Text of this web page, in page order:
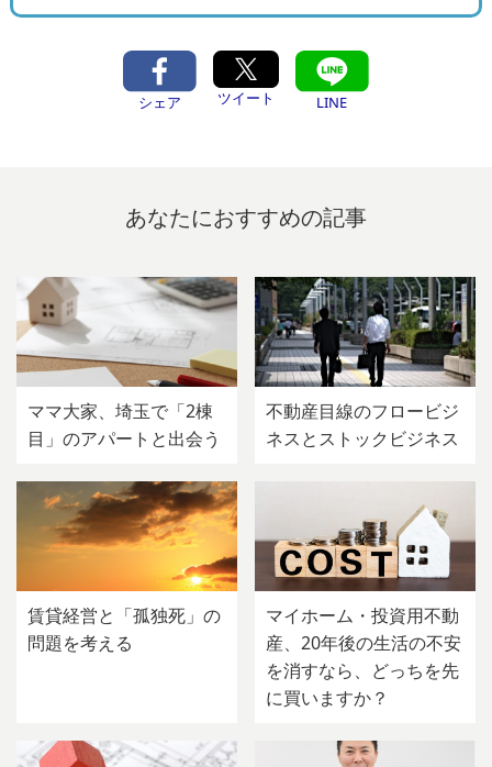
シェア ツイート LINE
あなたにおすすめの記事
ママ大家、埼玉で「2棟
目」のアパートと出会う
不動産目線のフロービジ
ネスとストックビジネス
賃貸経営と「孤独死」の
問題を考える
マイホーム・投資用不動
産、20年後の生活の不安
を消すなら、どっちを先
に買いますか？